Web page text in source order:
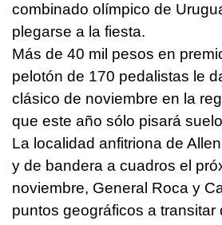
combinado olímpico de
plegarse a la fiesta.
Más de 40 mil pesos en
pelotón de 170 pedalistas le
clásico de noviembre en la
que este año sólo pisará
La localidad anfitriona de
y de bandera a cuadros el
noviembre, General Roca y
puntos geográficos a transitar